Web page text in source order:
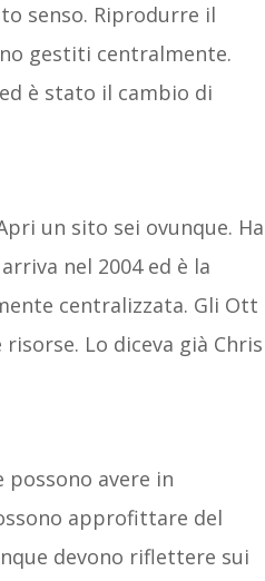
senso. Riprodurre il
gestiti centralmente.
è stato il cambio di
un sito sei ovunque. Ha
nel 2004 ed è la
centralizzata. Gli Ott
Lo diceva già Chris
possono avere in
approfittare del
devono riflettere sui